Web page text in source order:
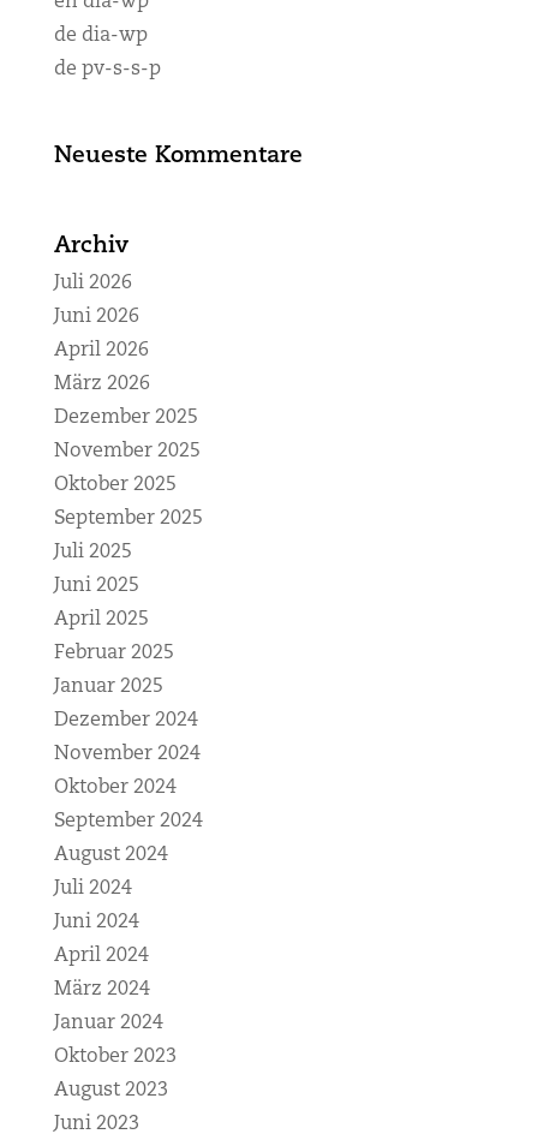
de dia-wp
de pv-s-s-p
Neueste Kommentare
Archiv
Juli 2026
Juni 2026
April 2026
März 2026
Dezember 2025
November 2025
Oktober 2025
September 2025
Juli 2025
Juni 2025
April 2025
Februar 2025
Januar 2025
Dezember 2024
November 2024
Oktober 2024
September 2024
August 2024
Juli 2024
Juni 2024
April 2024
März 2024
Januar 2024
Oktober 2023
August 2023
Juni 2023